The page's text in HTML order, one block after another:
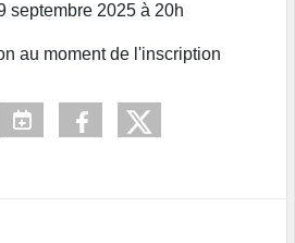
septembre 2025 à 20h
au moment de l'inscription